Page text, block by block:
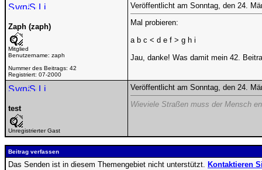
Zaph (zaph)
Mitglied
Benutzername: zaph
Nummer des Beitrags: 42
Registriert: 07-2000
Veröffentlicht am Sonntag, den 24.
Mal probieren:
a b c < d e f > g h i
Jau, danke! Was damit mein 42.
test
Unregistrierter Gast
Veröffentlicht am Sonntag, den 24.
Wieviele Straßen muss der Mensch
Beitrag verfassen
Das Senden ist in diesem Themengebiet nicht unterstützt. Kontaktieren